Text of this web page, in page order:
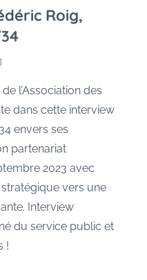
Roig,
r
P
e
g
g
y
G
a
u
l’Association des
dans cette interview
envers ses
partenariat
2023 avec
vers une
Interview
du service public et
!